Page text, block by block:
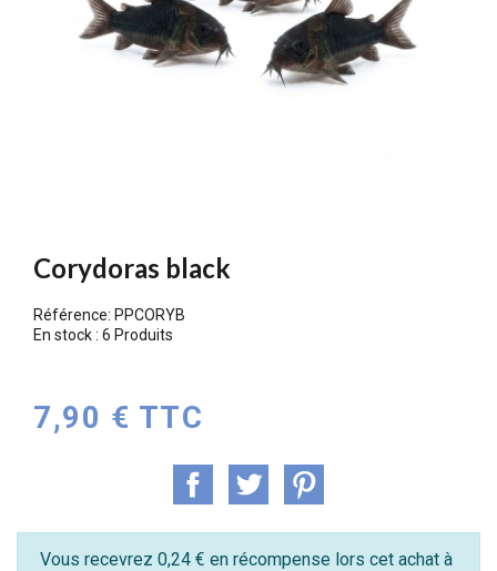
Corydoras black
Référence: PPCORYB
En stock : 6 Produits
7,90 € TTC
Vous recevrez 0,24 € en récompense lors cet achat à